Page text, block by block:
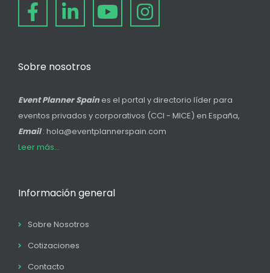
Sobre nosotros
Event Planner Spain es el portal y directorio líder para
eventos privados y corporativos (CCI - MICE) en España,
Email: hola@eventplannerspain.com
Leer más...
Información general
Sobre Nosotros
Cotizaciones
Contacto